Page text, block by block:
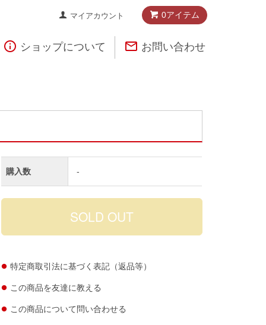
0アイテム
マイアカウント
 ショップについて  お問い合わせ
購入数 -
特定商取引法に基づく表記（返品等）
この商品を友達に教える
この商品について問い合わせる